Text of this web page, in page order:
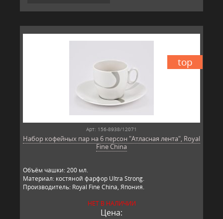
top
Арт: 156-8938/12071
Набор кофейных пар на 6 персон "Атласная лента", Royal
Fine China
Объём чашки: 200 мл.
Материал: костяной фарфор Ultra Strong.
Производитель: Royal Fine China, Япония.
НЕТ В НАЛИЧИИ
Цена: